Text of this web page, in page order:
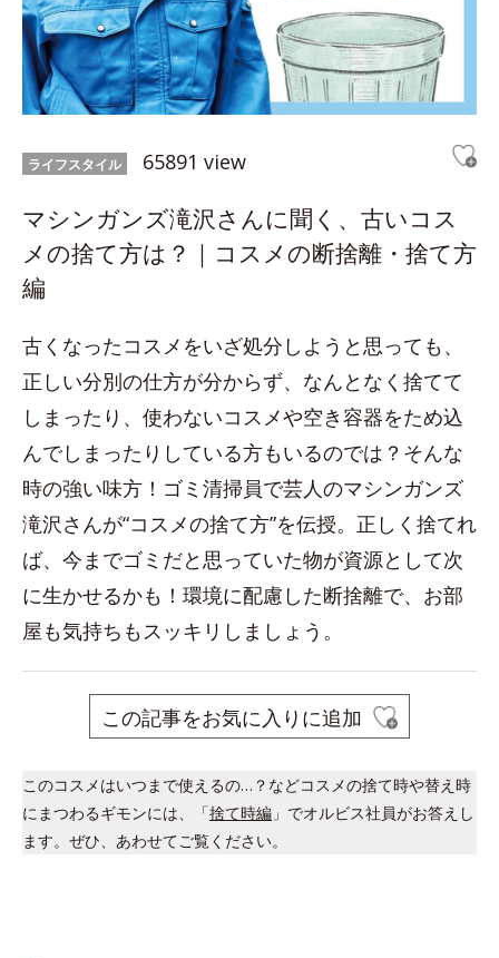
ライフスタイル 65891 view
マシンガンズ滝沢さんに聞く、古いコス
メの捨て方は？｜コスメの断捨離・捨て方
編
古くなったコスメをいざ処分しようと思っても、
正しい分別の仕方が分からず、なんとなく捨てて
しまったり、使わないコスメや空き容器をため込
んでしまったりしている方もいるのでは？そんな
時の強い味方！ゴミ清掃員で芸人のマシンガンズ
滝沢さんが“コスメの捨て方”を伝授。正しく捨てれ
ば、今までゴミだと思っていた物が資源として次
に生かせるかも！環境に配慮した断捨離で、お部
屋も気持ちもスッキリしましょう。
この記事をお気に入りに追加
このコスメはいつまで使えるの…？などコスメの捨て時や替え時
にまつわるギモンには、「捨て時編 」でオルビス社員がお答えし
ます。ぜひ、あわせてご覧ください。